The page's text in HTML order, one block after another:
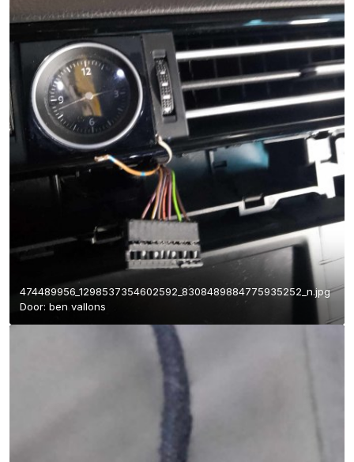
474489956_1298537354602592_8308489884775935252_n.jpg
Door: ben vallons